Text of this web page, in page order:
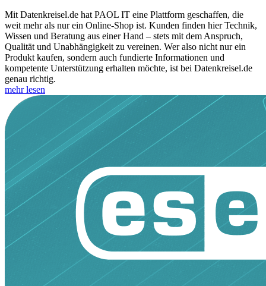
Mit Datenkreisel.de hat PAOL IT eine Plattform geschaffen, die
weit mehr als nur ein Online-Shop ist. Kunden finden hier Technik,
Wissen und Beratung aus einer Hand – stets mit dem Anspruch,
Qualität und Unabhängigkeit zu vereinen. Wer also nicht nur ein
Produkt kaufen, sondern auch fundierte Informationen und
kompetente Unterstützung erhalten möchte, ist bei Datenkreisel.de
genau richtig.
mehr lesen